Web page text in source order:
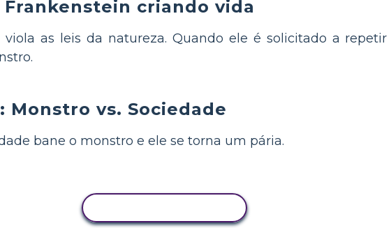
Frankenstein criando vida
as leis da natureza. Quando ele é solicitado a
Monstro vs. Sociedade
bane o monstro e ele se torna um pária.